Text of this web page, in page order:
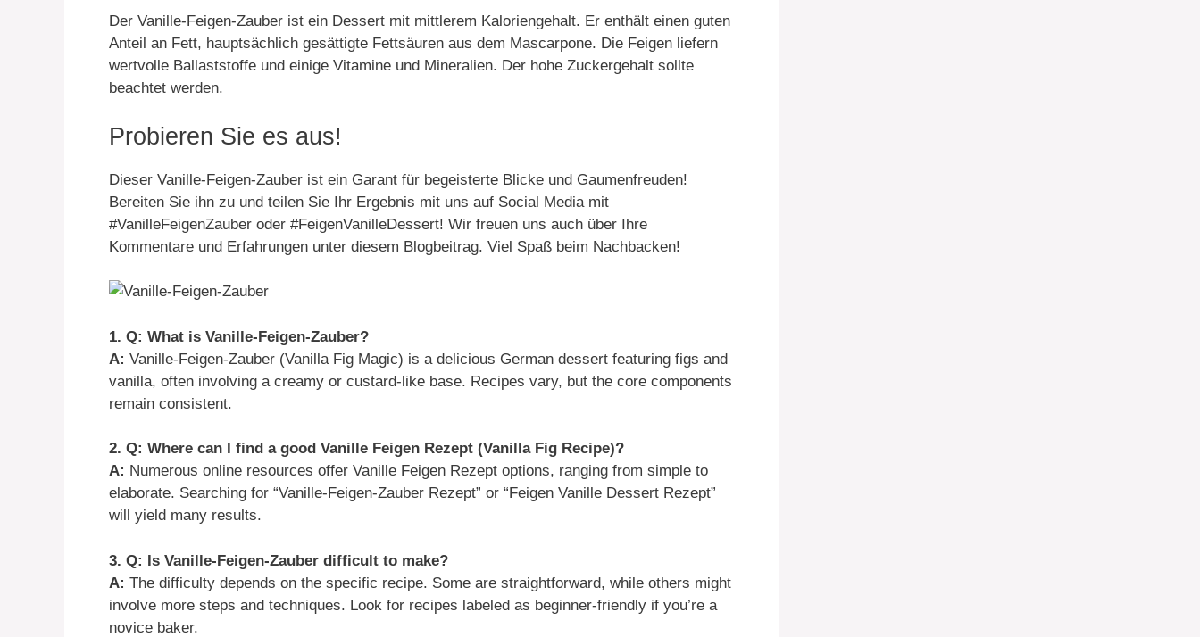
Der Vanille-Feigen-Zauber ist ein Dessert mit mittlerem Kaloriengehalt. Er enthält einen guten
Anteil an Fett, hauptsächlich gesättigte Fettsäuren aus dem Mascarpone. Die Feigen liefern
wertvolle Ballaststoffe und einige Vitamine und Mineralien. Der hohe Zuckergehalt sollte
beachtet werden.
Probieren Sie es aus!
Dieser Vanille-Feigen-Zauber ist ein Garant für begeisterte Blicke und Gaumenfreuden!
Bereiten Sie ihn zu und teilen Sie Ihr Ergebnis mit uns auf Social Media mit
#VanilleFeigenZauber oder #FeigenVanilleDessert! Wir freuen uns auch über Ihre
Kommentare und Erfahrungen unter diesem Blogbeitrag. Viel Spaß beim Nachbacken!
1. Q: What is Vanille-Feigen-Zauber?
A: Vanille-Feigen-Zauber (Vanilla Fig Magic) is a delicious German dessert featuring figs and
vanilla, often involving a creamy or custard-like base. Recipes vary, but the core components
remain consistent.
2. Q: Where can I find a good Vanille Feigen Rezept (Vanilla Fig Recipe)?
A: Numerous online resources offer Vanille Feigen Rezept options, ranging from simple to
elaborate. Searching for “Vanille-Feigen-Zauber Rezept” or “Feigen Vanille Dessert Rezept”
will yield many results.
3. Q: Is Vanille-Feigen-Zauber difficult to make?
A: The difficulty depends on the specific recipe. Some are straightforward, while others might
involve more steps and techniques. Look for recipes labeled as beginner-friendly if you’re a
novice baker.